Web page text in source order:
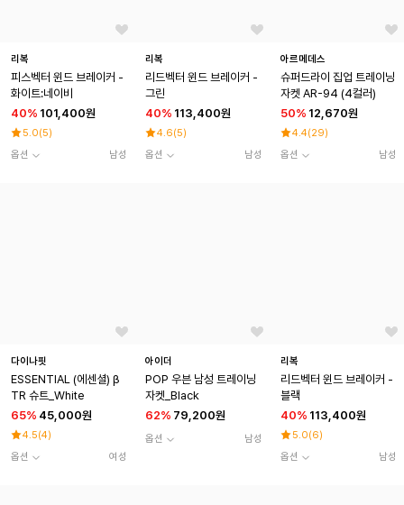
리복
피스벡터 윈드 브레이커 -
화이트:네이비
40% 101,400원
5.0(5)
옵션
남성
리복
리드벡터 윈드 브레이커 -
그린
40% 113,400원
4.6(5)
옵션
남성
아르메데스
슈퍼드라이 집업 트레이닝
자켓 AR-94 (4컬러)
50% 12,670원
4.4(29)
옵션
남성
다이나핏
ESSENTIAL (에센셜) β
TR 슈트_White
65% 45,000원
4.5(4)
옵션
여성
아이더
POP 우븐 남성 트레이닝
자켓_Black
62% 79,200원
옵션 남성
리복
리드벡터 윈드 브레이커 -
블랙
40% 113,400원
5.0(6)
옵션
남성